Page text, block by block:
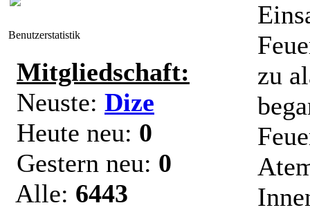
Benutzerstatistik
Mitgliedschaft:
Neuste: Dize
Heute neu: 0
Gestern neu: 0
Alle: 6443
zu